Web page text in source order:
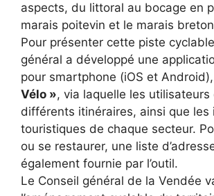
aspects, du littoral au bocage en
marais poitevin et le marais
Pour présenter cette piste
général a développé une
pour smartphone (iOS et Android),
Vélo », via laquelle les
différents itinéraires, ainsi que les
touristiques de chaque secteur.
ou se restaurer, une liste
également fournie par l’outil.
Le Conseil général de la Vendée